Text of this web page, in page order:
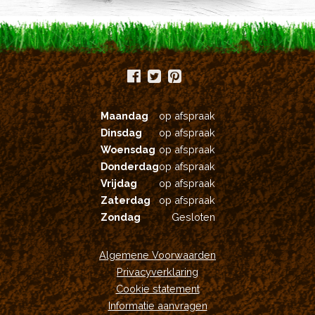
Maandag
op afspraak
Dinsdag
op afspraak
Woensdag op afspraak
Donderdagop afspraak
Vrijdag
op afspraak
Zaterdag
op afspraak
Zondag
Gesloten
Algemene Voorwaarden
Privacyverklaring
Cookie statement
Informatie aanvragen